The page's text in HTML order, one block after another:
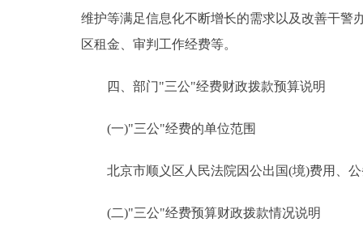
维护等满足信息化不断增长的需求以及改善干警
区租金、审判工作经费等。
四、部门"三公"经费财政拨款预算说明
(一)"三公"经费的单位范围
北京市顺义区人民法院因公出国(境)费用、公
(二)"三公"经费预算财政拨款情况说明